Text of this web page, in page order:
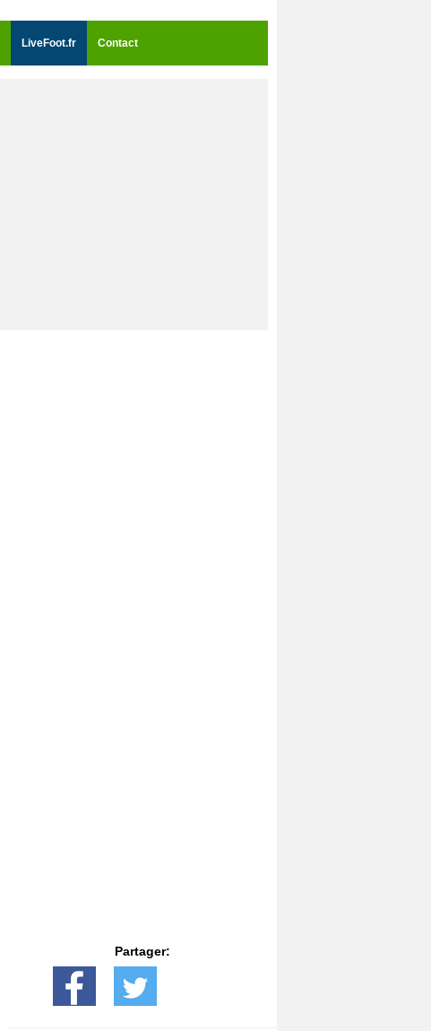
LiveFoot.fr Contact
Partager: